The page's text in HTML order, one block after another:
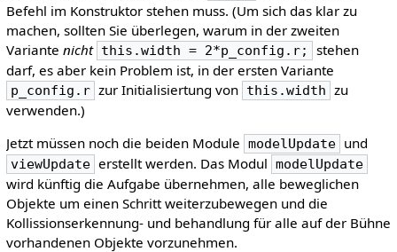
Befehl im Konstruktor stehen muss. (Um sich das klar zu
machen, sollten Sie überlegen, warum in der zweiten
Variante nicht this.width = 2*p_config.r;
stehen
darf, es aber kein Problem ist, in der ersten Variante
p_config.r zur Initialisiertung von this.width zu
verwenden.)
Jetzt müssen noch die beiden Module modelUpdate und
viewUpdate erstellt werden. Das Modul modelUpdate
wird künftig die Aufgabe übernehmen, alle beweglichen
Objekte um einen Schritt weiterzubewegen und die
Kollissionserkennung- und behandlung für alle auf der Bühne
vorhandenen Objekte vorzunehmen.